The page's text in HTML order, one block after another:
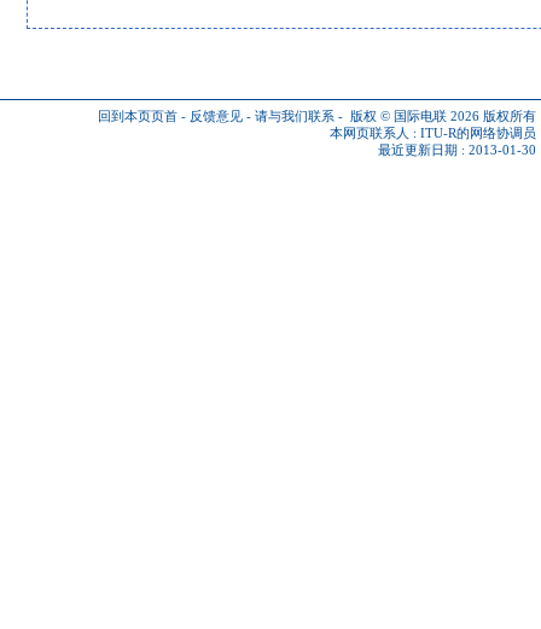
回到本页页首 - 反馈意见 - 请与我们联系 - 版权 © 国际电联 2026 版权所有
本网页联系人 : ITU-R的网络协调员
最近更新日期 : 2013-01-30